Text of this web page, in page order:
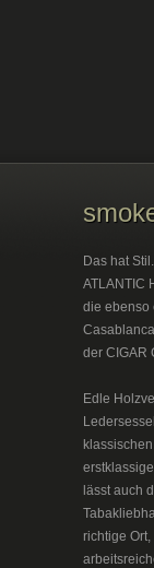
Das hat
ATLANTIC
die ebenso
der CIGAR
Edle
lässt auch
richtige